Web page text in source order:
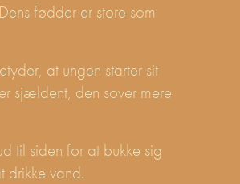
fødder er store som
at ungen starter sit
sjældent, den sover mere
til siden for at bukke sig
drikke vand.